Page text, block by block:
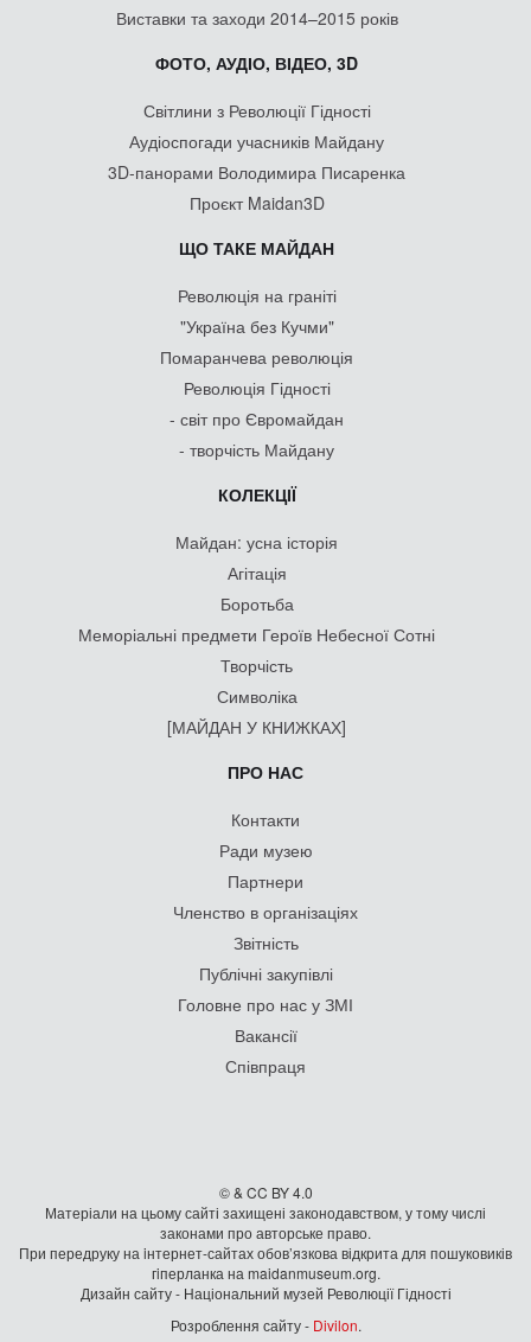
Виставки та заходи 2014–2015 років
ФОТО, АУДІО, ВІДЕО, 3D
Світлини з Революції Гідності
Аудіоспогади учасників Майдану
3D-панорами Володимира Писаренка
Проєкт Maidan3D
ЩО ТАКЕ МАЙДАН
Революція на граніті
"Україна без Кучми"
Помаранчева революція
Революція Гідності
- світ про Євромайдан
- творчість Майдану
КОЛЕКЦІЇ
Майдан: усна історія
Агітація
Боротьба
Меморіальні предмети Героїв Небесної Сотні
Творчість
Символіка
[МАЙДАН У КНИЖКАХ]
ПРО НАС
Контакти
Ради музею
Партнери
Членство в організаціях
Звітність
Публічні закупівлі
Головне про нас у ЗМІ
Вакансії
Співпраця
© & CC BY 4.0
Матеріали на цьому сайті захищені законодавством, у тому числі
законами про авторське право.
При передруку на iнтернет-сайтах обов’язкова відкрита для пошуковиків
гiперланка на maidanmuseum.org.
Дизайн сайту - Національний музей Революції Гідності
Розроблення сайту - Divilon.